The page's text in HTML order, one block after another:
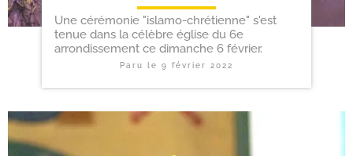
Une cérémonie "islamo-chrétienne" s'est
tenue dans la célèbre église du 6e
arrondissement ce dimanche 6 février.
Paru le 9 février 2022